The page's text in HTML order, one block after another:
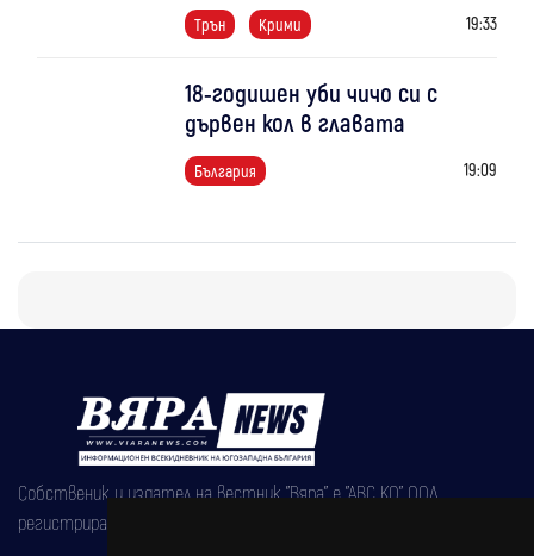
Трън Крими 19:33
18-годишен уби чичо си с
дървен кол в главата
България 19:09
Собственик и издател на вестник "Вяра" е "АВС КО" ООД,
регистрирана на 08.05.2002 година.